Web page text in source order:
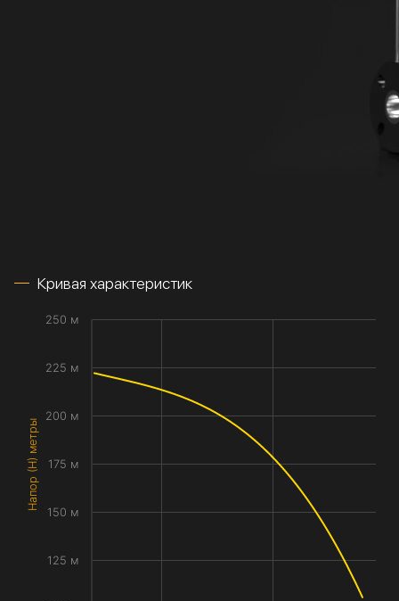
Кривая характеристик
Напор (H) метры
125 м
150 м
175 м
200 м
225 м
250 м